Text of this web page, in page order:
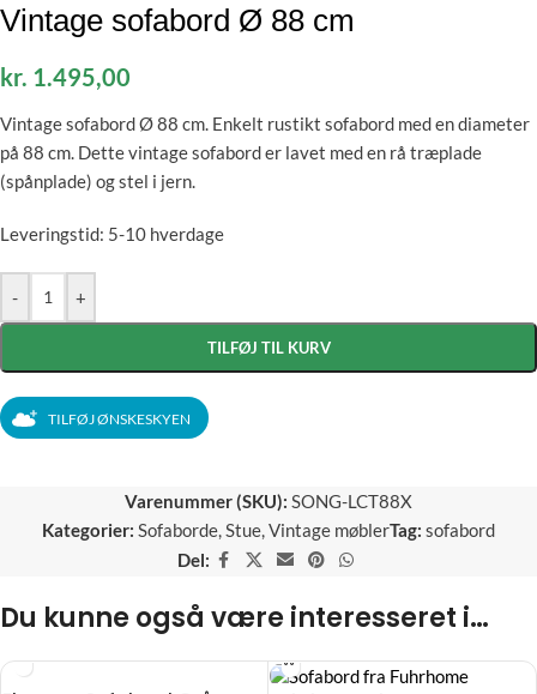
Vintage sofabord Ø 88 cm
kr. 1.495,00
Vintage sofabord Ø 88 cm. Enkelt rustikt sofabord med en diameter
på 88 cm. Dette vintage sofabord er lavet med en rå træplade
(spånplade) og stel i jern.
Leveringstid: 5-10 hverdage
- +
TILFØJ TIL KURV
TILFØJ ØNSKESKYEN
Varenummer (SKU): SONG-LCT88X
Kategorier: Sofaborde Stue Vintage møblerTag: sofabord
Del:
Du kunne også være interesseret i…